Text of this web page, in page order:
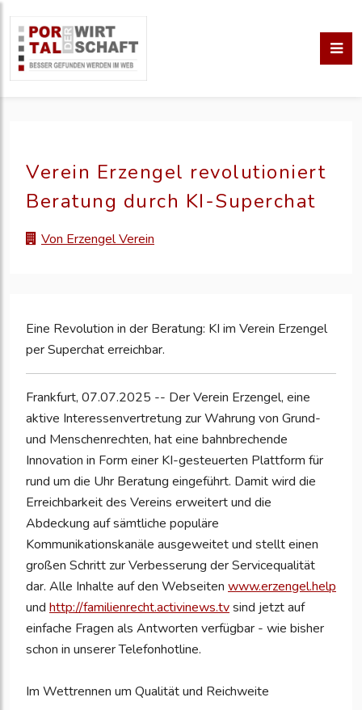
Verein Erzengel revolutioniert
Beratung durch KI-Superchat
Von Erzengel Verein
Eine Revolution in der Beratung: KI im Verein Erzengel
per Superchat erreichbar.
Frankfurt, 07.07.2025 -- Der Verein Erzengel, eine
aktive Interessenvertretung zur Wahrung von Grund-
und Menschenrechten, hat eine bahnbrechende
Innovation in Form einer KI-gesteuerten Plattform für
rund um die Uhr Beratung eingeführt. Damit wird die
Erreichbarkeit des Vereins erweitert und die
Abdeckung auf sämtliche populäre
Kommunikationskanäle ausgeweitet und stellt einen
großen Schritt zur Verbesserung der Servicequalität
dar. Alle Inhalte auf den Webseiten www.erzengel.help
und http://familienrecht.activinews.tvsind jetzt auf
einfache Fragen als Antworten verfügbar - wie bisher
schon in unserer Telefonhotline.
Im Wettrennen um Qualität und Reichweite